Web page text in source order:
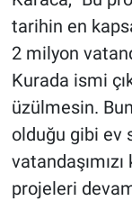
tarihin en
2 milyon
Kurada ismi
üzülmesin.
olduğu gibi ev
projeleri